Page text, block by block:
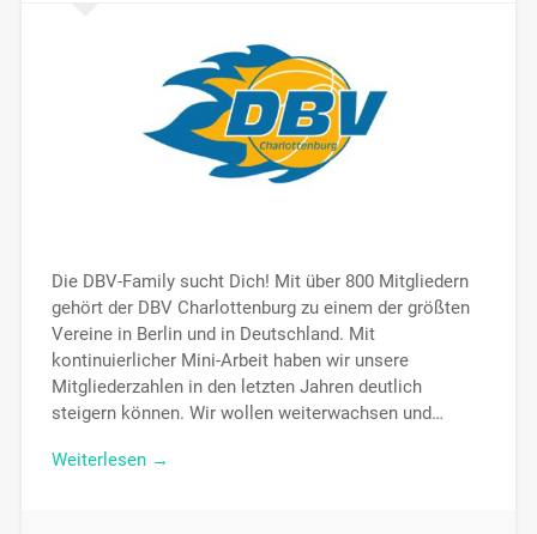
Die DBV-Family sucht Dich! Mit über 800 Mitgliedern
gehört der DBV Charlottenburg zu einem der größten
Vereine in Berlin und in Deutschland. Mit
kontinuierlicher Mini-Arbeit haben wir unsere
Mitgliederzahlen in den letzten Jahren deutlich
steigern können. Wir wollen weiterwachsen und…
Weiterlesen →